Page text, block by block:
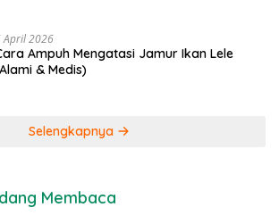
April 2026
Ampuh Mengatasi Jamur Ikan Lele
& Medis)
Selengkapnya
Membaca